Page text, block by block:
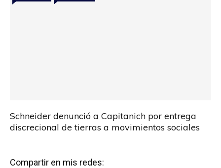
Schneider denunció a Capitanich por entrega
discrecional de tierras a movimientos sociales
Compartir en mis redes: